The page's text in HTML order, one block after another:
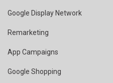
Google Display Network
Remarketing
App Campaigns
Google Shopping